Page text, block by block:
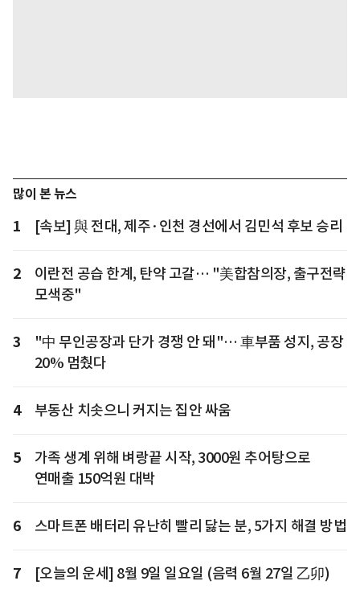
많이 본 뉴스
1 [속보] 與 전대, 제주·인천 경선에서 김민석 후보 승리
2
이란전 공습 한계, 탄약 고갈… "美합참의장, 출구전략
모색중"
3
"中 무인공장과 단가 경쟁 안 돼"… 車부품 성지, 공장
20% 멈췄다
4 부동산 치솟으니 커지는 집안 싸움
5
가족 생계 위해 벼랑끝 시작, 3000원 추어탕으로
연매출 150억원 대박
6 스마트폰 배터리 유난히 빨리 닳는 분, 5가지 해결 방법
7 [오늘의 운세] 8월 9일 일요일 (음력 6월 27일 乙卯)